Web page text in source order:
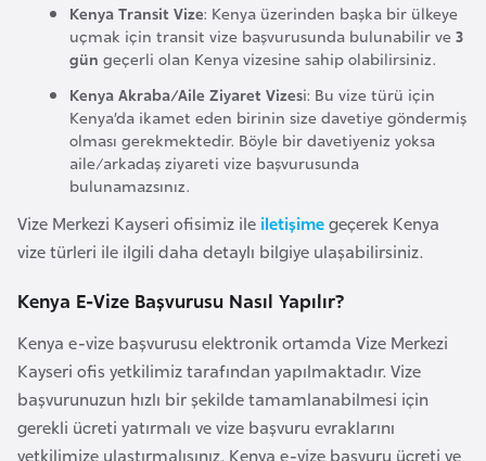
Kenya Transit Vize: Kenya üzerinden başka bir ülkeye
uçmak için transit vize başvurusunda bulunabilir ve3
gün geçerli olan Kenya vizesine sahip olabilirsiniz.
Kenya Akraba/Aile Ziyaret Vizesi: Bu vize türü için
Kenya’da ikamet eden birinin size davetiye göndermiş
olması gerekmektedir. Böyle bir davetiyeniz yoksa
aile/arkadaş ziyareti vize başvurusunda
bulunamazsınız.
Vize Merkezi Kayseri ofisimiz ile iletişimegeçerek Kenya
vize türleri ile ilgili daha detaylı bilgiye ulaşabilirsiniz.
Kenya E-Vize Başvurusu Nasıl Yapılır?
Kenya e-vize başvurusu elektronik ortamda Vize Merkezi
Kayseri ofis yetkilimiz tarafından yapılmaktadır. Vize
başvurunuzun hızlı bir şekilde tamamlanabilmesi için
gerekli ücreti yatırmalı ve vize başvuru evraklarını
yetkilimize ulaştırmalısınız. Kenya e-vize başvuru ücreti ve
H
e
s
k
B
u